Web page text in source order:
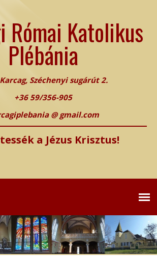
Római Katolikus
Plébánia
Széchenyi sugárút 2.
+36 59/356-905
@ gmail.com
a Jézus Krisztus!